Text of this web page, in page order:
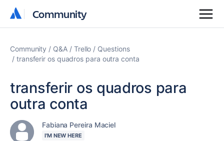
Community
Community
Community Q&A Trello
Questions
transferir os quadros para outra conta
transferir os quadros para
outra conta
Fabiana Pereira Maciel
I'M NEW HERE